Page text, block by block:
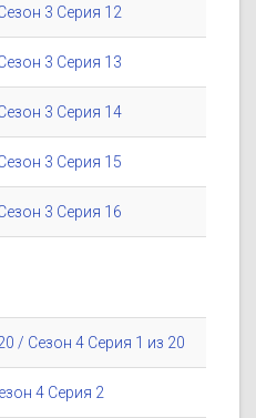
3 Серия 12
3 Серия 13
3 Серия 14
3 Серия 15
3 Серия 16
/ Сезон 4 Серия 1 из 20
4 Серия 2